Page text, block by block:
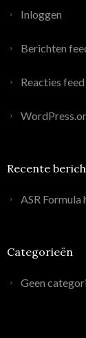
Inloggen
Berichten
Reacties feed
Recente
ASR Formula
Categorieën
Geen